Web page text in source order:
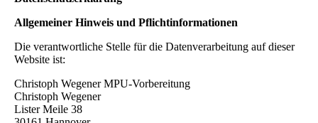
Allgemeiner Hinweis und Pflichtinformationen
Die verantwortliche Stelle für die Datenverarbeitung auf dieser
Website ist:
Christoph Wegener MPU-Vorbereitung
Christoph Wegener
Lister Meile 38